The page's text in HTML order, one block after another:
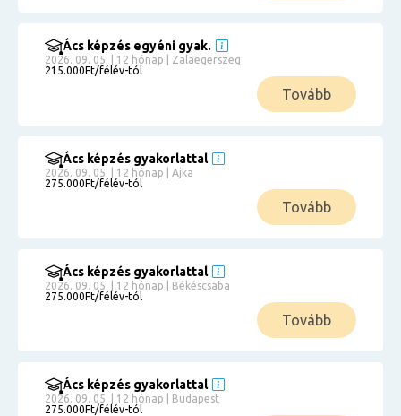
Ács képzés egyéni gyak.
2026. 09. 05. | 12 hónap | Zalaegerszeg
215.000Ft/félév-tól
Tovább
Ács képzés gyakorlattal
2026. 09. 05. | 12 hónap | Ajka
275.000Ft/félév-tól
Tovább
Ács képzés gyakorlattal
2026. 09. 05. | 12 hónap | Békéscsaba
275.000Ft/félév-tól
Tovább
Ács képzés gyakorlattal
2026. 09. 05. | 12 hónap | Budapest
275.000Ft/félév-tól